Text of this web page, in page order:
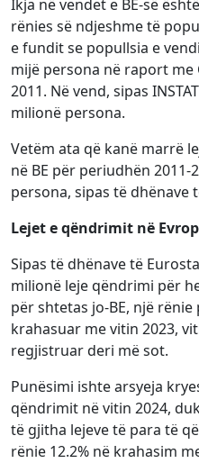
Ikja në vendet e BE-së
rënies së ndjeshme të
e fundit se popullsia e
mijë persona në raport me
2011. Në vend, sipas
milionë persona.
Vetëm ata që kanë marrë
në BE për periudhën
persona, sipas të dhënave
Lejet e qëndrimit në
Sipas të dhënave të
milionë leje qëndrimi për
për shtetas jo-BE, një rënie
krahasuar me vitin 2023,
regjistruar deri më sot.
Punësimi ishte arsyeja
qëndrimit në vitin 2024,
të gjitha lejeve të para të
rënie 12.2% në krahasim